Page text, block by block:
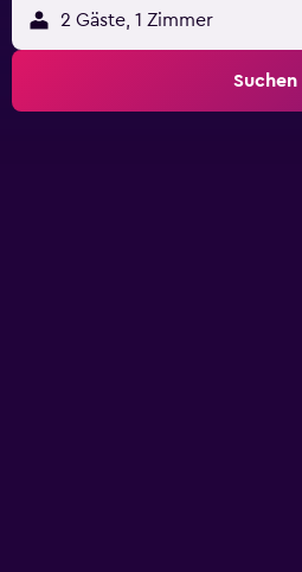
2 Gäste, 1 Zimmer
Suchen